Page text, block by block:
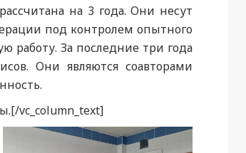
на 3 года. Они несут
под контролем опытного
работу. За последние три года
Они являются соавторами
vc_column_text]